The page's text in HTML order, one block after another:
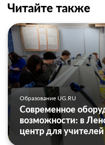
Читайте также
Образование UG.RU
Современное
возможности: в
центр для